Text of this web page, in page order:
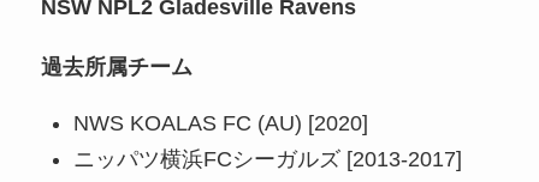
NSW NPL2 Gladesville Ravens
過去所属チーム
NWS KOALAS FC (AU) [2020]
ニッパツ横浜FCシーガルズ [2013-2017]